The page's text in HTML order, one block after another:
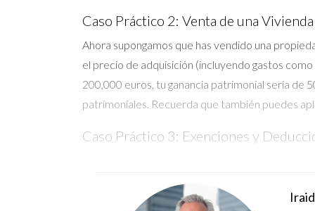
Caso Práctico 2: Venta de una
Ahora supongamos que has vendido una
el precio de adquisición (incluyendo gastos
200,000 euros, tu ganancia patrimonial sería de
patrimoniales. Recuerda que también puedes
Caso Práctico 3: Exenciones y
gastos relacionados con la venta (como